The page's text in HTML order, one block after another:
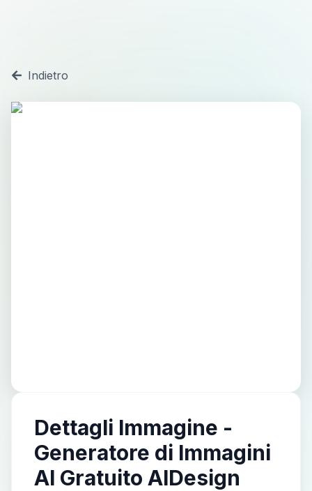
Indietro
Dettagli Immagine -
Generatore di Immagini
AI Gratuito AIDesign